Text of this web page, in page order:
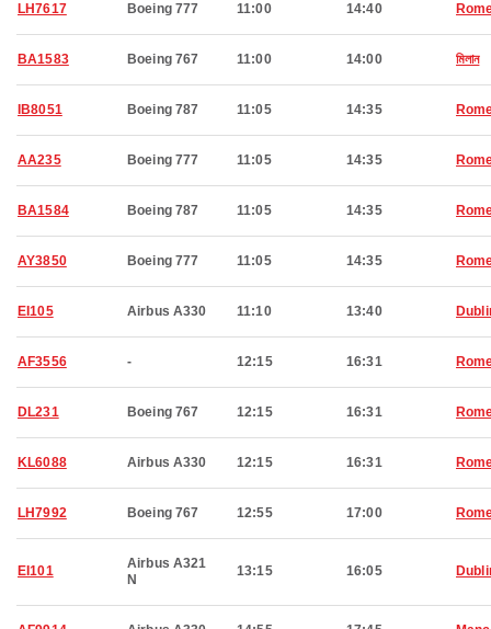
LH7617 Boeing 777 11:00 14:40
BA1583 Boeing 767 11:00 14:00 মিলান
IB8051 Boeing 787 11:05 14:35
AA235 Boeing 777 11:05 14:35
BA1584 Boeing 787 11:05 14:35
AY3850 Boeing 777 11:05 14:35
EI105 Airbus A330 11:10 13:40
AF3556 - 12:15 16:31
DL231 Boeing 767 12:15 16:31
KL6088 Airbus A330 12:15 16:31
LH7992 Boeing 767 12:55 17:00
EI101
Airbus A321
N
13:15 16:05